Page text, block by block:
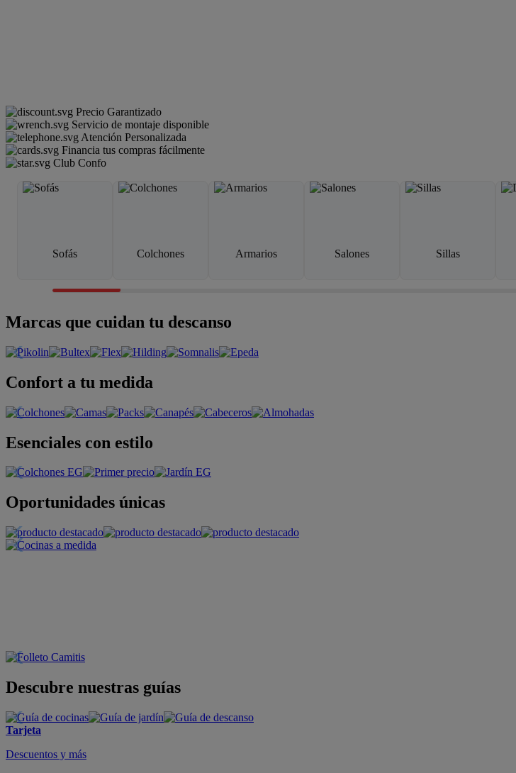
Precio Garantizado
Servicio de montaje disponible
Atención Personalizada
Financia tus compras fácilmente
Club Confo
Sofás Colchones Armarios Salones Sillas
Marcas que cuidan tu descanso
Confort a tu medida
Esenciales con estilo
Oportunidades únicas
Descubre nuestras guías
Tarjeta
Descuentos y más